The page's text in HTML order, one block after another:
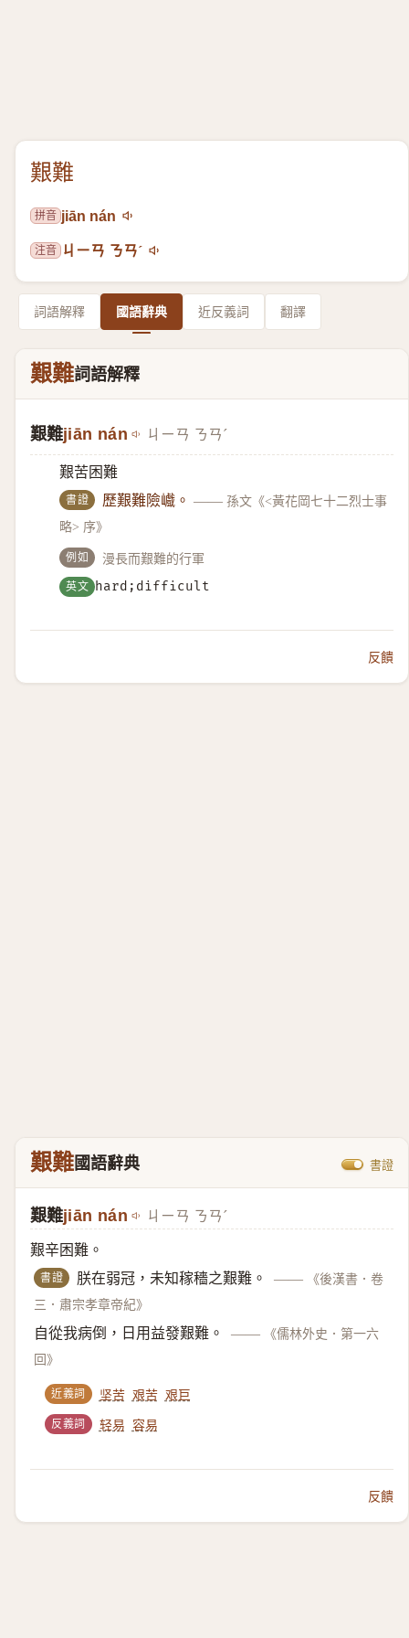
艱難
拼音 jiān nán
注音 ㄐㄧㄢ ㄋㄢˊ
詞語解釋 國語辭典 近反義詞 翻譯
艱難詞語解釋
艱難jiān nán ㄐㄧㄢ ㄋㄢˊ
艱苦困難
書證 歷艱難險巇。 —— 孫文《<黃花岡七十二烈士事
略> 序》
例如 漫長而艱難的行軍
英文 hard;difficult
反饋
艱難國語辭典 書證
艱難jiān nán ㄐㄧㄢ ㄋㄢˊ
艱辛困難。
書證 朕在弱冠，未知稼穡之艱難。 ——
《後漢書．卷
三．肅宗孝章帝紀》
自從我病倒，日用益發艱難。 ——
《儒林外史．第一六
回》
近義詞 坚苦 艰苦 艰巨
反義詞 轻易 容易
反饋